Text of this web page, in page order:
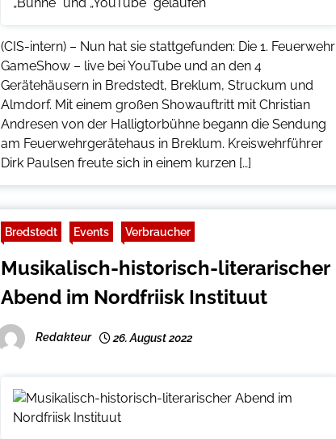
(CIS-intern) – Nun hat sie stattgefunden: Die 1. Feuerwehr
GameShow – live bei YouTube und an den 4
Gerätehäusern in Bredstedt, Breklum, Struckum und
Almdorf. Mit einem großen Showauftritt mit Christian
Andresen von der Halligtorbühne begann die Sendung
am Feuerwehrgerätehaus in Breklum. Kreiswehrführer
Dirk Paulsen freute sich in einem kurzen […]
Bredstedt Events Verbraucher
Musikalisch-historisch-literarischer
Abend im Nordfriisk Instituut
Redakteur 26. August 2022